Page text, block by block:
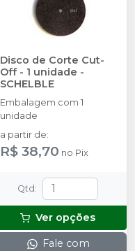
Disco de Corte Cut-
Off - 1 unidade -
SCHELBLE
Embalagem com 1
unidade
a partir de:
R$ 38,70 no Pix
Qtd :
Ver opções
Fale com